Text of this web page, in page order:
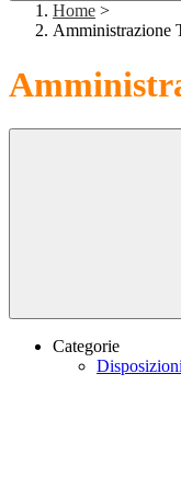
Home >
Amministrazione
Categorie